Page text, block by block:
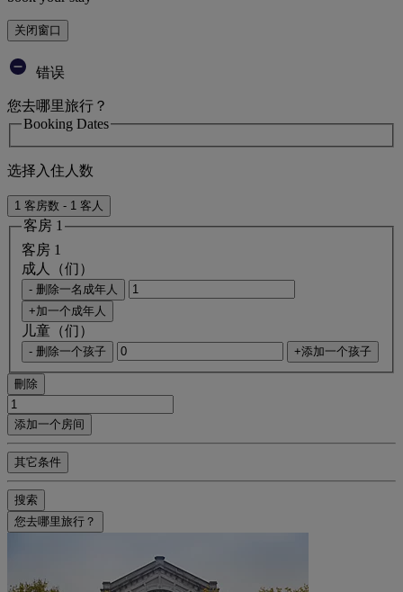
关闭窗口
错误
您去哪里旅行？
Booking Dates
选择入住人数
1 客房数 - 1 客人
客房 1
客房 1
成人（们）
- 删除一名成年人
+加一个成年人
儿童（们）
- 删除一个孩子 +添加一个孩子
刪除
添加一个房间
其它条件
搜索
您去哪里旅行？